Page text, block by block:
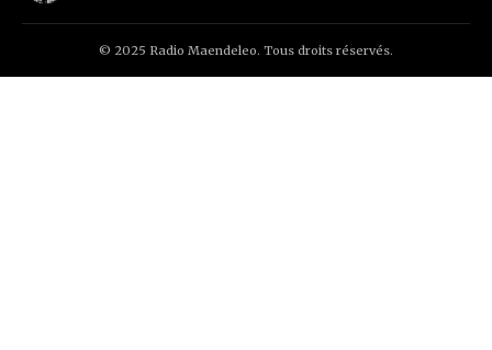
© 2025 Radio Maendeleo. Tous droits réservés.